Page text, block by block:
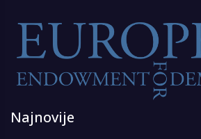
Najnovije